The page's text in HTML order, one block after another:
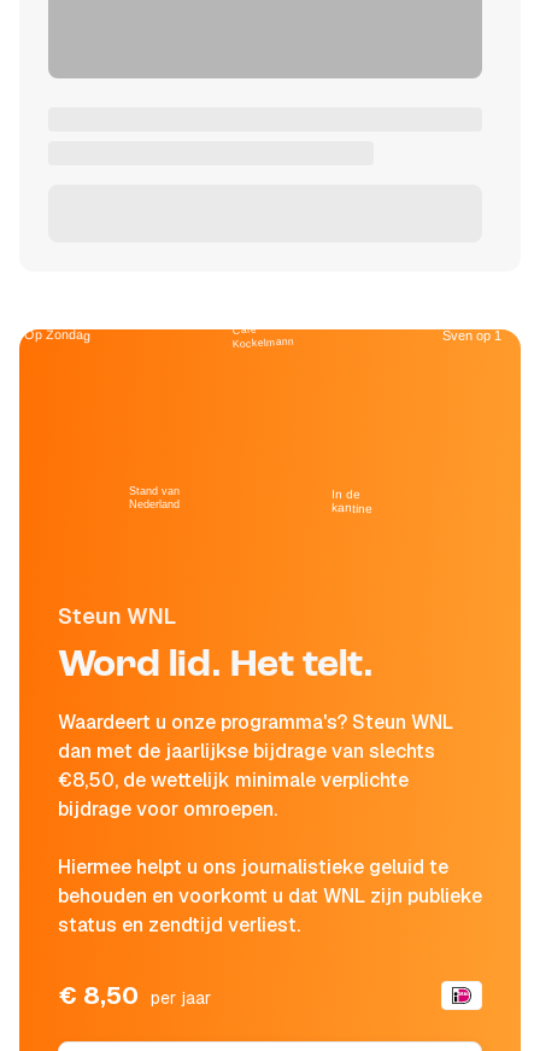
Steun WNL
Word lid. Het telt.
Waardeert u onze programma's? Steun WNL
dan met de jaarlijkse bijdrage van slechts
€8,50, de wettelijk minimale verplichte
bijdrage voor omroepen.
Hiermee helpt u ons journalistieke geluid te
behouden en voorkomt u dat WNL zijn publieke
status en zendtijd verliest.
€ 8,50 per jaar
Op Zondag
Stand van
Nederland
Café
Kockelmann
In de
kantine
Sven op 1